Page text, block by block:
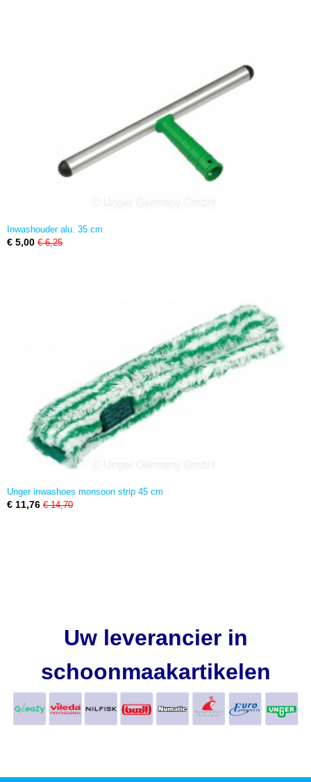
Inwashouder alu. 35 cm
€ 5,00 € 6,25
Unger inwashoes monsoon strip 45 cm
€ 11,76 € 14,70
Uw leverancier in
schoonmaakartikelen